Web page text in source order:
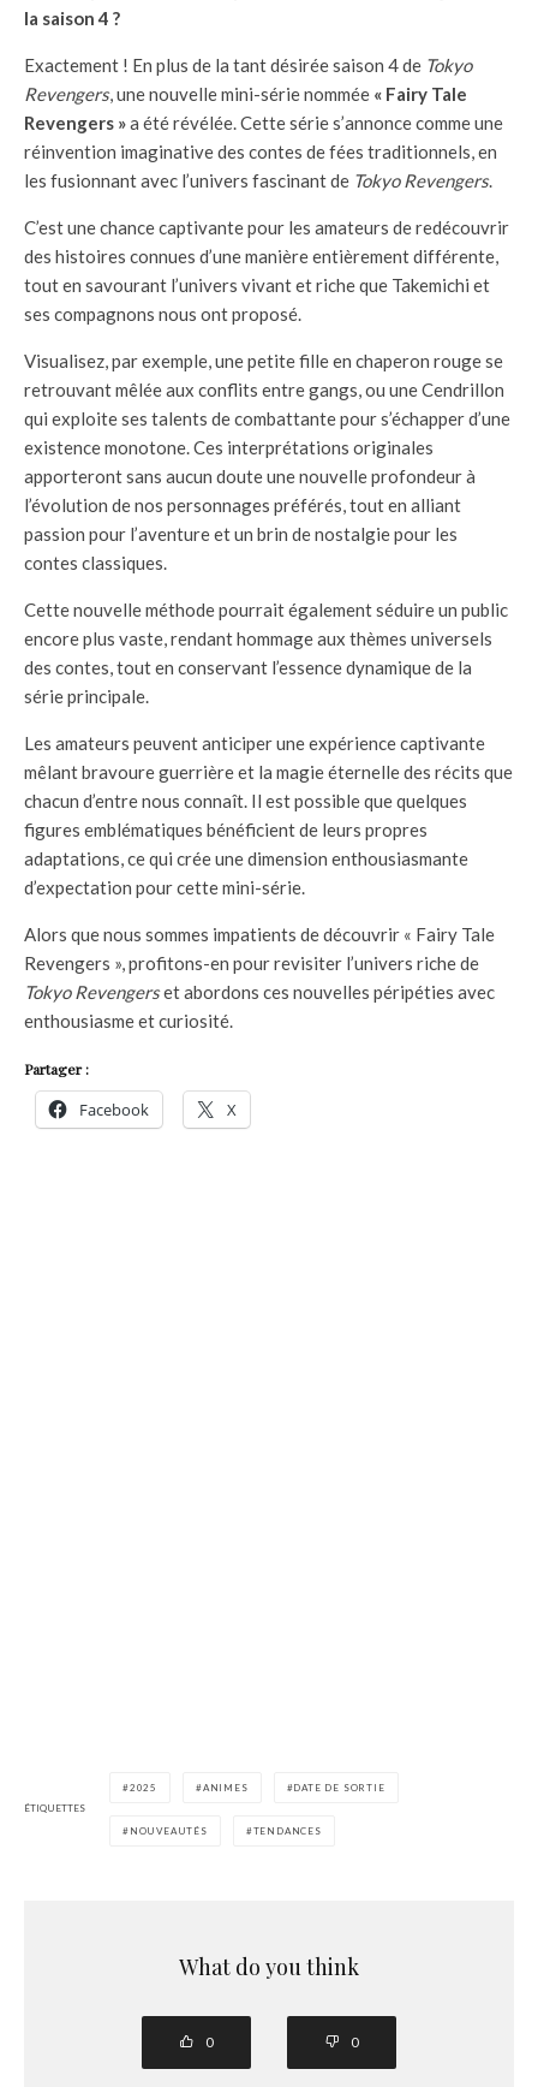
la saison 4 ?
Exactement ! En plus de la tant désirée saison 4 de Tokyo
Revengers, une nouvelle mini-série nommée « Fairy Tale
Revengers »a été révélée. Cette série s’annonce comme une
réinvention imaginative des contes de fées traditionnels, en
les fusionnant avec l’univers fascinant de Tokyo Revengers.
C’est une chance captivante pour les amateurs de redécouvrir
des histoires connues d’une manière entièrement différente,
tout en savourant l’univers vivant et riche que Takemichi et
ses compagnons nous ont proposé.
Visualisez, par exemple, une petite fille en chaperon rouge se
retrouvant mêlée aux conflits entre gangs, ou une Cendrillon
qui exploite ses talents de combattante pour s’échapper d’une
existence monotone. Ces interprétations originales
apporteront sans aucun doute une nouvelle profondeur à
l’évolution de nos personnages préférés, tout en alliant
passion pour l’aventure et un brin de nostalgie pour les
contes classiques.
Cette nouvelle méthode pourrait également séduire un public
encore plus vaste, rendant hommage aux thèmes universels
des contes, tout en conservant l’essence dynamique de la
série principale.
Les amateurs peuvent anticiper une expérience captivante
mêlant bravoure guerrière et la magie éternelle des récits que
chacun d’entre nous connaît. Il est possible que quelques
figures emblématiques bénéficient de leurs propres
adaptations, ce qui crée une dimension enthousiasmante
d’expectation pour cette mini-série.
Alors que nous sommes impatients de découvrir « Fairy Tale
Revengers », profitons-en pour revisiter l’univers riche de
Tokyo Revengerset abordons ces nouvelles péripéties avec
enthousiasme et curiosité.
Partager :
Facebook X
ÉTIQUETTES
2025 ANIMES DATE DE SORTIE
NOUVEAUTÉS TENDANCES
What do you think
0 0